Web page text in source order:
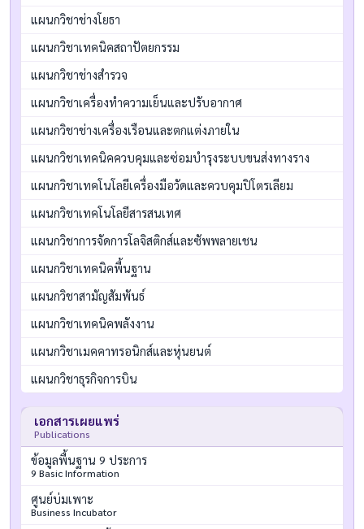
แผนกวิชาช่างโยธา
แผนกวิชาเทคนิคสถาปัตยกรรม
แผนกวิชาช่างสำรวจ
แผนกวิชาเครื่องทำความเย็นและปรับอากาศ
แผนกวิชาช่างเครื่องเรือนและตกแต่งภายใน
แผนกวิชาเทคนิคควบคุมและซ่อมบำรุงระบบขนส่งทางราง
แผนกวิชาเทคโนโลยีเครื่องมือวัดและควบคุมปิโตรเลียม
แผนกวิชาเทคโนโลยีสารสนเทศ
แผนกวิชาการจัดการโลจิสติกส์และซัพพลายเชน
แผนกวิชาเทคนิคพื้นฐาน
แผนกวิชาสามัญสัมพันธ์
แผนกวิชาเทคนิคพลังงาน
แผนกวิชาเมคคาทรอนิกส์และหุ่นยนต์
แผนกวิชาธุรกิจการบิน
เอกสารเผยแพร่
Publications
ข้อมูลพื้นฐาน 9 ประการ
9 Basic Information
ศูนย์บ่มเพาะ
Business Incubator